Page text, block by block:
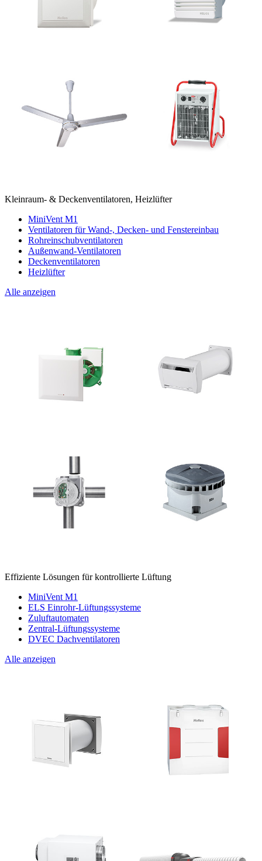
Kleinraum- & Deckenventilatoren, Heizlüfter
MiniVent M1
Ventilatoren für Wand-, Decken- und Fenstereinbau
Rohreinschubventilatoren
Außenwand-Ventilatoren
Deckenventilatoren
Heizlüfter
Alle anzeigen
Effiziente Lösungen für kontrollierte Lüftung
MiniVent M1
ELS Einrohr-Lüftungssysteme
Zuluftautomaten
Zentral-Lüftungssysteme
DVEC Dachventilatoren
Alle anzeigen